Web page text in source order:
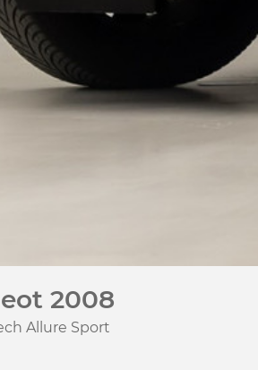
2008
Allure Sport